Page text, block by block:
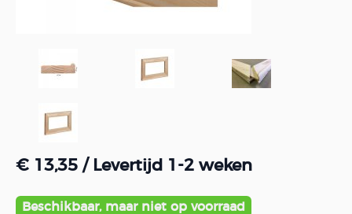
€ 13,35 / Levertijd 1-2 weken
Beschikbaar, maar niet op voorraad